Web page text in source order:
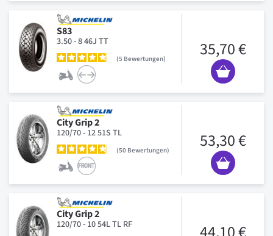
S83
3.50 - 8 46J TT
5 Bewertungen 35,70 €
City Grip 2
120/70 - 12 51S TL
50 Bewertungen 53,30 €
City Grip 2
120/70 - 10 54L TL RF